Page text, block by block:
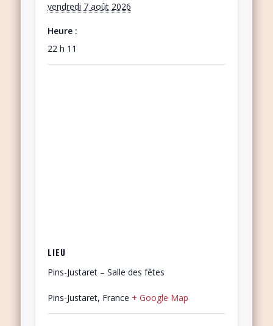
vendredi 7 août 2026
Heure :
22 h 11
LIEU
Pins-Justaret – Salle des fêtes
Pins-Justaret, France + Google Map